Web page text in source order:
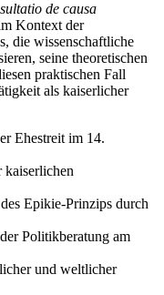
de causa
Kontext der
die wissenschaftliche
seine theoretischen
praktischen Fall
als kaiserlicher
Ehestreit im 14.
Epikie-Prinzips durch
Politikberatung am
und weltlicher